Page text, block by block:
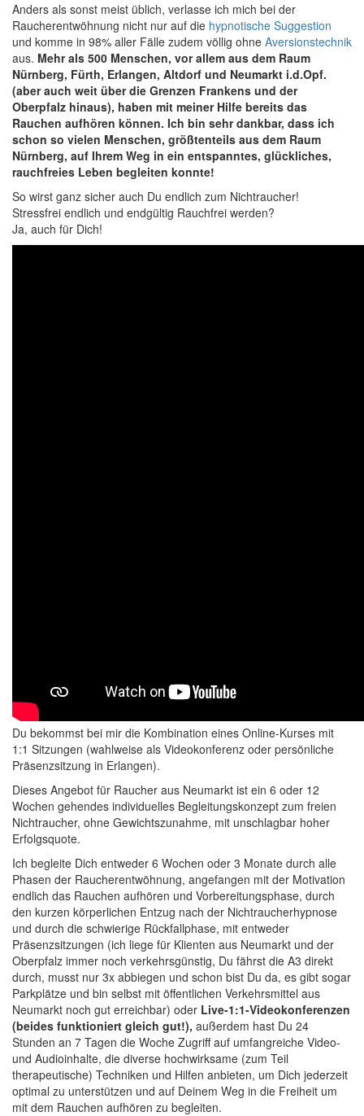
Anders als sonst meist üblich, verlasse ich mich bei der
Raucherentwöhnung nicht nur auf die hypnotische Suggestion
und komme in 98% aller Fälle zudem völlig ohne Aversionstechnik
aus. Mehr als 500 Menschen, vor allem aus dem Raum
Nürnberg, Fürth, Erlangen, Altdorf und Neumarkt i.d.Opf.
(aber auch weit über die Grenzen Frankens und der
Oberpfalz hinaus), haben mit meiner Hilfe bereits das
Rauchen aufhören können. Ich bin sehr dankbar, dass ich
schon so vielen Menschen, größtenteils aus dem Raum
Nürnberg, auf Ihrem Weg in ein entspanntes, glückliches,
rauchfreies Leben begleiten konnte!
So wirst ganz sicher auch Du endlich zum Nichtraucher!
Stressfrei endlich und endgültig Rauchfrei werden?
Ja, auch für Dich!
Du bekommst bei mir die Kombination eines Online-Kurses mit
1:1 Sitzungen (wahlweise als Videokonferenz oder persönliche
Präsenzsitzung in Erlangen).
Dieses Angebot für Raucher aus Neumarkt ist ein 6 oder 12
Wochen gehendes individuelles Begleitungskonzept zum freien
Nichtraucher, ohne Gewichtszunahme, mit unschlagbar hoher
Erfolgsquote.
Ich begleite Dich entweder 6 Wochen oder 3 Monate durch alle
Phasen der Raucherentwöhnung, angefangen mit der Motivation
endlich das Rauchen aufhören und Vorbereitungsphase, durch
den kurzen körperlichen Entzug nach der Nichtraucherhypnose
und durch die schwierige Rückfallphase, mit entweder
Präsenzsitzungen (ich liege für Klienten aus Neumarkt und der
Oberpfalz immer noch verkehrsgünstig, Du fährst die A3 direkt
durch, musst nur 3x abbiegen und schon bist Du da, es gibt sogar
Parkplätze und bin selbst mit öffentlichen Verkehrsmittel aus
Neumarkt noch gut erreichbar) oder Live-1:1-Videokonferenzen
(beides funktioniert gleich gut!), außerdem hast Du 24
Stunden an 7 Tagen die Woche Zugriff auf umfangreiche Video-
und Audioinhalte, die diverse hochwirksame (zum Teil
therapeutische) Techniken und Hilfen anbieten, um Dich jederzeit
optimal zu unterstützen und auf Deinem Weg in die Freiheit um
mit dem Rauchen aufhören zu begleiten.